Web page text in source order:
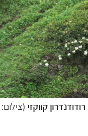
רודודנדרון קווקזי